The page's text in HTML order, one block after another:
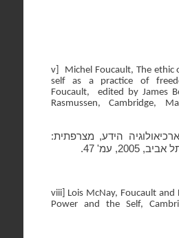
v]
Michel Foucault, The
self as a practice of
Foucault,
edited by James
Rasmussen, Cambridge,
הידע, מצרפתית:
עמ' 47.
viii] Lois McNay, Foucault and
Power and the Self,